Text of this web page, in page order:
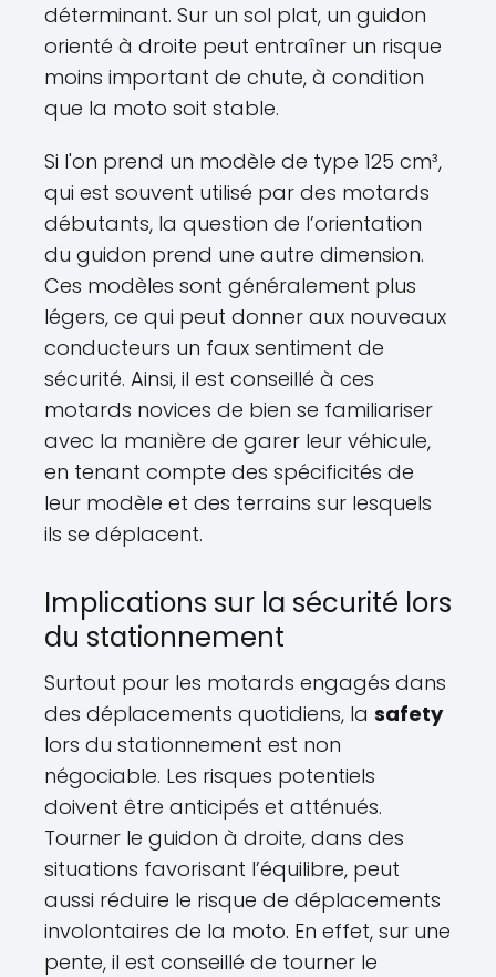
déterminant. Sur un sol plat, un guidon
orienté à droite peut entraîner un risque
moins important de chute, à condition
que la moto soit stable.
Si l'on prend un modèle de type 125 cm³,
qui est souvent utilisé par des motards
débutants, la question de l’orientation
du guidon prend une autre dimension.
Ces modèles sont généralement plus
légers, ce qui peut donner aux nouveaux
conducteurs un faux sentiment de
sécurité. Ainsi, il est conseillé à ces
motards novices de bien se familiariser
avec la manière de garer leur véhicule,
en tenant compte des spécificités de
leur modèle et des terrains sur lesquels
ils se déplacent.
Implications sur la sécurité lors
du stationnement
Surtout pour les motards engagés dans
des déplacements quotidiens, la safety
lors du stationnement est non
négociable. Les risques potentiels
doivent être anticipés et atténués.
Tourner le guidon à droite, dans des
situations favorisant l’équilibre, peut
aussi réduire le risque de déplacements
involontaires de la moto. En effet, sur une
pente, il est conseillé de tourner le